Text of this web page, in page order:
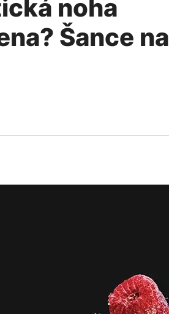
noha
Šance na